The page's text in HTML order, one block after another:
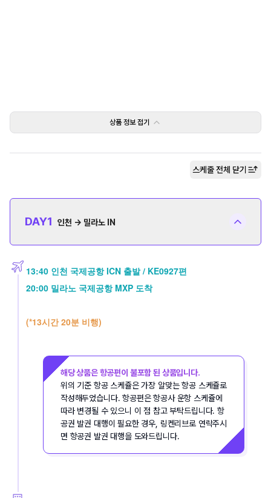
상품 정보접기
스케줄 전체 닫기
DAY1 인천 → 밀라노 IN
13:40 인천 국제공항 ICN 출발 / KE0927편
20:00 밀라노 국제공항 MXP 도착
(*13시간 20분 비행)
해당 상품은 항공편이 불포함 된 상품입니다.
위의 기준 항공 스케쥴은 가장 알맞는 항공 스케쥴로
작성해두었습니다. 항공편은 항공사 운항 스케쥴에
따라 변경될 수 있으니 이 점 참고 부탁드립니다. 항
공권 발권 대행이 필요한 경우, 링켄리브로 연락주시
면 항공권 발권 대행을 도와드립니다.